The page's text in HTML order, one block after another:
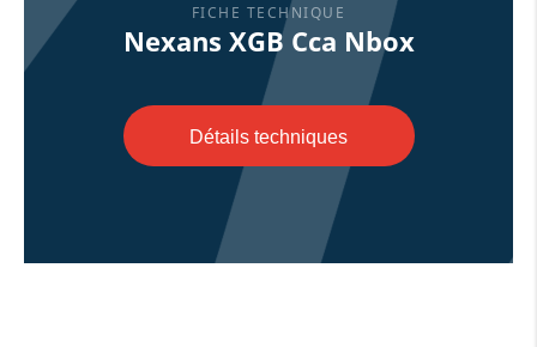
FICHE TECHNIQUE
Nexans XGB Cca Nbox
Détails techniques